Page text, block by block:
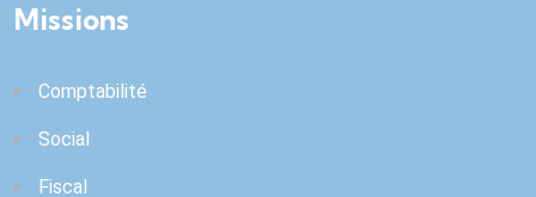
Missions
Comptabilité
Social
Fiscal